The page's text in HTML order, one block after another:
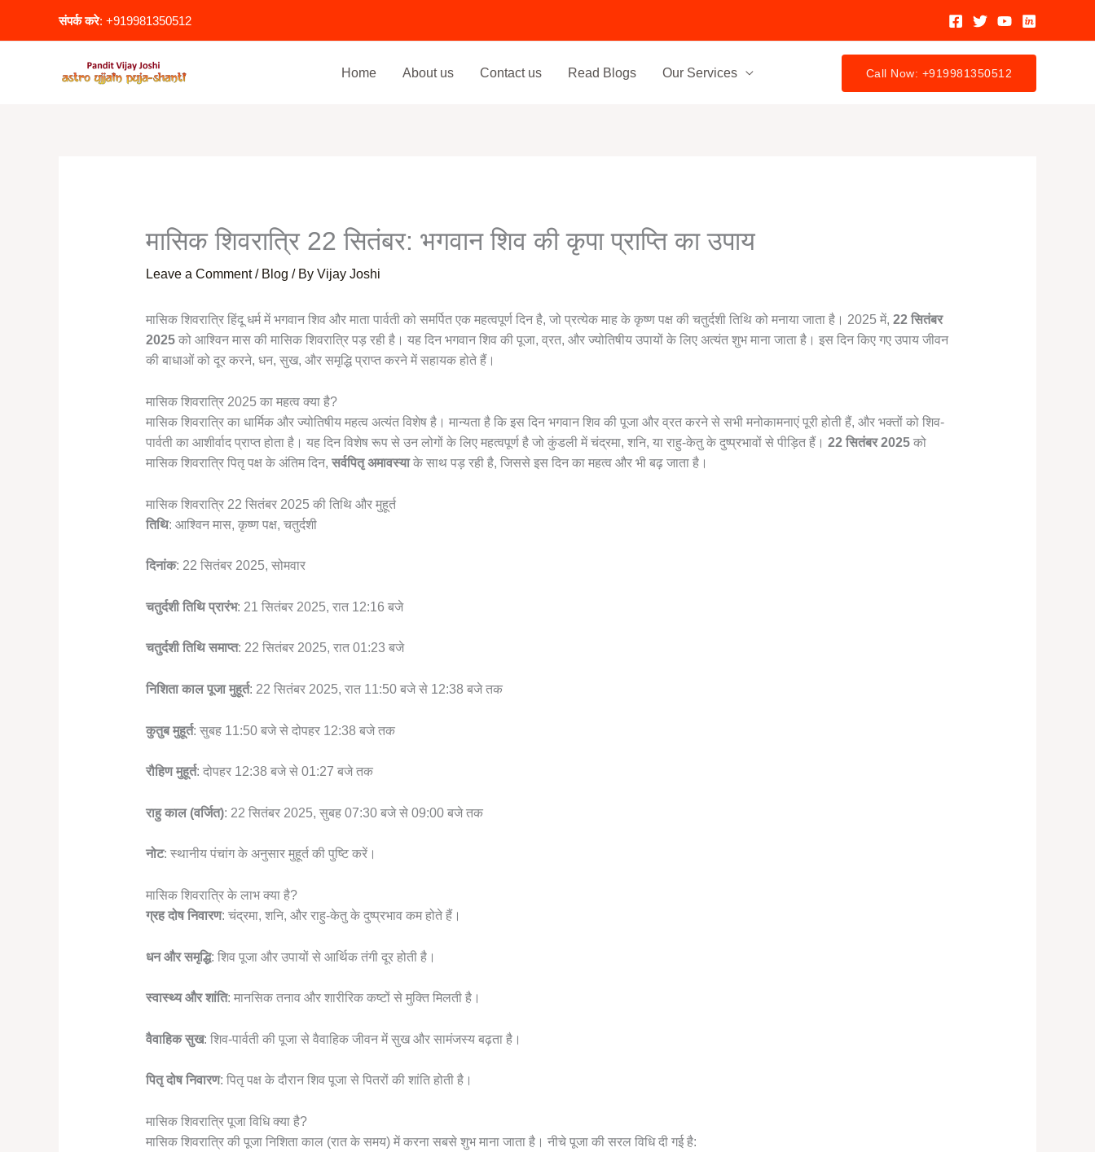
संपर्क करे: +919981350512
Home About us Contact us Read Blogs Our Services Call Now: +919981350512
मासिक शिवरात्रि 22 सितंबर: भगवान शिव की कृपा प्राप्ति का उपाय
Leave a Comment / Blog / By Vijay Joshi
मासिक शिवरात्रि हिंदू धर्म में भगवान शिव और माता पार्वती को समर्पित एक महत्वपूर्ण दिन है, जो प्रत्येक माह के कृष्ण पक्ष की चतुर्दशी तिथि को मनाया जाता है। 2025 में, 22 सितंबर
2025को आश्विन मास की मासिक शिवरात्रि पड़ रही है। यह दिन भगवान शिव की पूजा, व्रत, और ज्योतिषीय उपायों के लिए अत्यंत शुभ माना जाता है। इस दिन किए गए उपाय जीवन
की बाधाओं को दूर करने, धन, सुख, और समृद्धि प्राप्त करने में सहायक होते हैं।
मासिक शिवरात्रि 2025 का महत्व क्या है?
मासिक शिवरात्रि का धार्मिक और ज्योतिषीय महत्व अत्यंत विशेष है। मान्यता है कि इस दिन भगवान शिव की पूजा और व्रत करने से सभी मनोकामनाएं पूरी होती हैं, और भक्तों को शिव-
पार्वती का आशीर्वाद प्राप्त होता है। यह दिन विशेष रूप से उन लोगों के लिए महत्वपूर्ण है जो कुंडली में चंद्रमा, शनि, या राहु-केतु के दुष्प्रभावों से पीड़ित हैं। 22 सितंबर 2025को
मासिक शिवरात्रि पितृ पक्ष के अंतिम दिन, सर्वपितृ अमावस्याके साथ पड़ रही है, जिससे इस दिन का महत्व और भी बढ़ जाता है।
मासिक शिवरात्रि 22 सितंबर 2025 की तिथि और मुहूर्त
तिथि: आश्विन मास, कृष्ण पक्ष, चतुर्दशी
दिनांक: 22 सितंबर 2025, सोमवार
चतुर्दशी तिथि प्रारंभ: 21 सितंबर 2025, रात 12:16 बजे
चतुर्दशी तिथि समाप्त: 22 सितंबर 2025, रात 01:23 बजे
निशिता काल पूजा मुहूर्त: 22 सितंबर 2025, रात 11:50 बजे से 12:38 बजे तक
कुतुब मुहूर्त: सुबह 11:50 बजे से दोपहर 12:38 बजे तक
रौहिण मुहूर्त: दोपहर 12:38 बजे से 01:27 बजे तक
राहु काल (वर्जित): 22 सितंबर 2025, सुबह 07:30 बजे से 09:00 बजे तक
नोट: स्थानीय पंचांग के अनुसार मुहूर्त की पुष्टि करें।
मासिक शिवरात्रि के लाभ क्या है?
ग्रह दोष निवारण: चंद्रमा, शनि, और राहु-केतु के दुष्प्रभाव कम होते हैं।
धन और समृद्धि: शिव पूजा और उपायों से आर्थिक तंगी दूर होती है।
स्वास्थ्य और शांति: मानसिक तनाव और शारीरिक कष्टों से मुक्ति मिलती है।
वैवाहिक सुख: शिव-पार्वती की पूजा से वैवाहिक जीवन में सुख और सामंजस्य बढ़ता है।
पितृ दोष निवारण: पितृ पक्ष के दौरान शिव पूजा से पितरों की शांति होती है।
मासिक शिवरात्रि पूजा विधि क्या है?
मासिक शिवरात्रि की पूजा निशिता काल (रात के समय) में करना सबसे शुभ माना जाता है। नीचे पूजा की सरल विधि दी गई है: